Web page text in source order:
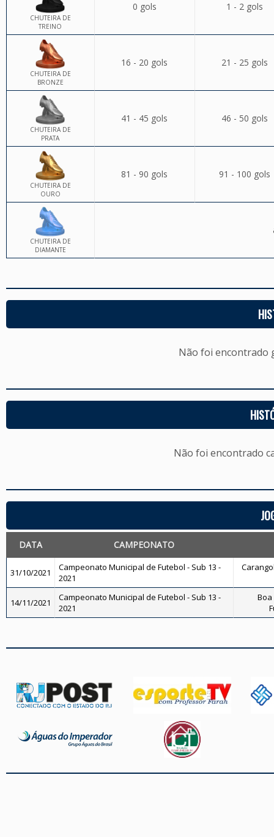
CHUTEIRA DE
TREINO
0 gols 1 - 2 gols
CHUTEIRA DE
BRONZE
16 - 20 gols 21 - 25 gols
CHUTEIRA DE
PRATA
41 - 45 gols 46 - 50 gols
CHUTEIRA DE
OURO
81 - 90 gols 91 - 100 gols
CHUTEIRA DE
DIAMANTE
Não foi encontrado
Não foi encontrado
DATA CAMPEONATO
31/10/2021
Campeonato Municipal de Futebol - Sub 13 -
2021
14/11/2021
Campeonato Municipal de Futebol - Sub 13 -
2021
Boa